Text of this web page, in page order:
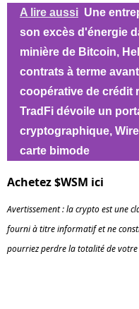
A lire aussi Une
son excès d'énergie
minière de Bitcoin,
contrats à terme
coopérative de crédit
TradFi dévoile un
cryptographique,
carte bimode
Achetez $WSM ici
Avertissement : la crypto est une
fourni à titre informatif et ne
pourriez perdre la totalité de